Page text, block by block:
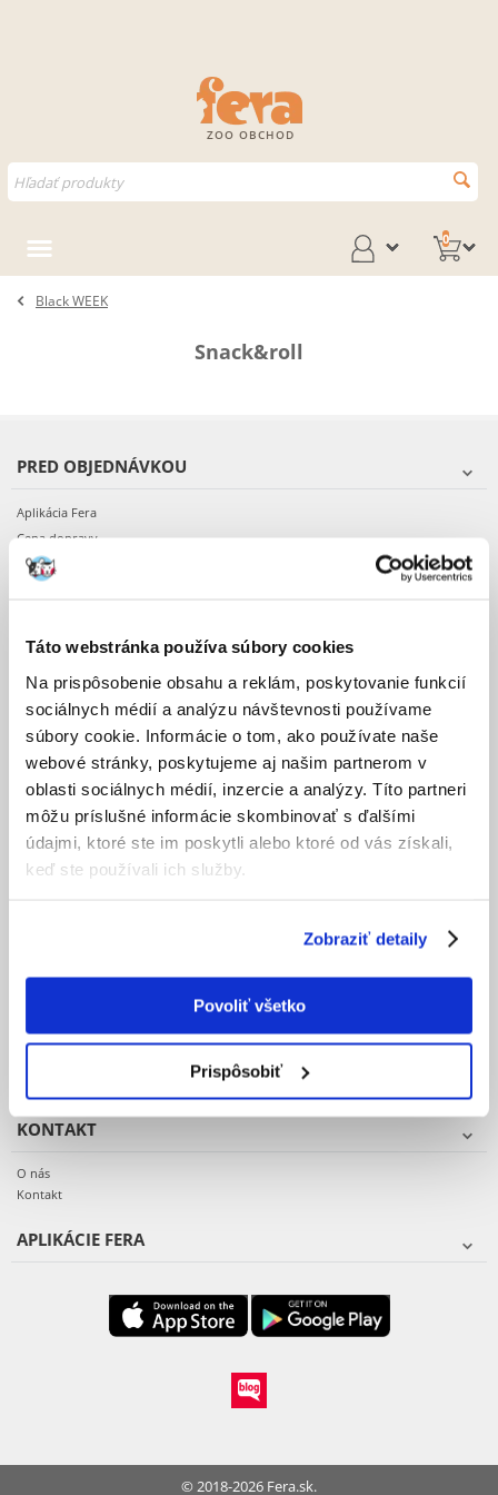
Táto webstránka používa súbory cookies
Na prispôsobenie obsahu a reklám, poskytovanie funkcií
sociálnych médií a analýzu návštevnosti používame
súbory cookie. Informácie o tom, ako používate naše
webové stránky, poskytujeme aj našim partnerom v
oblasti sociálnych médií, inzercie a analýzy. Títo partneri
môžu príslušné informácie skombinovať s ďalšími
údajmi, ktoré ste im poskytli alebo ktoré od vás získali,
keď ste používali ich služby.
Zobraziť detaily
Povoliť všetko
Prispôsobiť
ZOO OBCHOD
0
Black WEEK
Snack&roll
PRED OBJEDNÁVKOU
Aplikácia Fera
Cena dopravy
Doba realizácie objednávok
Obchodné podmienky
OBJEDNÁVKA
Potvrdenie objednávky
Prihlásenie k účtu
Zmena objednávky
Vzor reklamačného protokolu
KONTAKT
O nás
Kontakt
APLIKÁCIE FERA
© 2018-2026 Fera.sk.